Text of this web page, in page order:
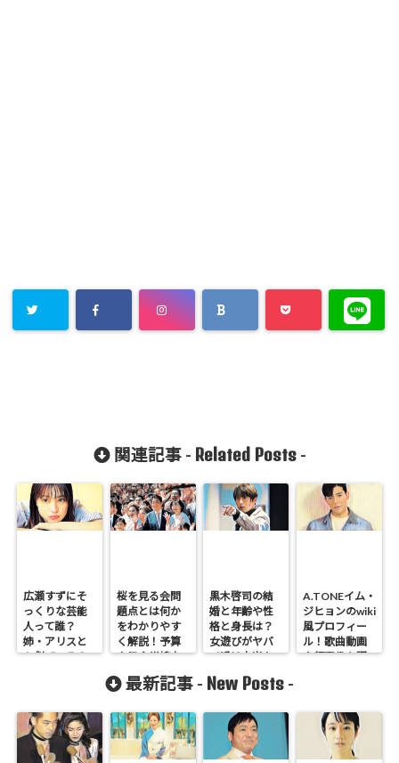
関連記事 - Related Posts-
広瀬すずにそ
っくりな芸能
人って誰？
姉・アリスと
も似ている？
桜を見る会問
題点とは何か
をわかりやす
く解説！予算
や民主党鳩山
政権時も調
査！
黒木啓司の結
婚と年齢や性
格と身長は？
女遊びがヤバ
イ噂は本当か
A.TONEイム・
ジヒョンのwiki
風プロフィー
ル！歌曲動画
や顔画像を調
最新記事 - New Posts -